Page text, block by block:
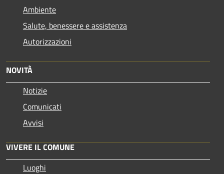
Ambiente
Salute, benessere e assistenza
Autorizzazioni
NOVITÀ
Notizie
Comunicati
Avvisi
VIVERE IL COMUNE
Luoghi